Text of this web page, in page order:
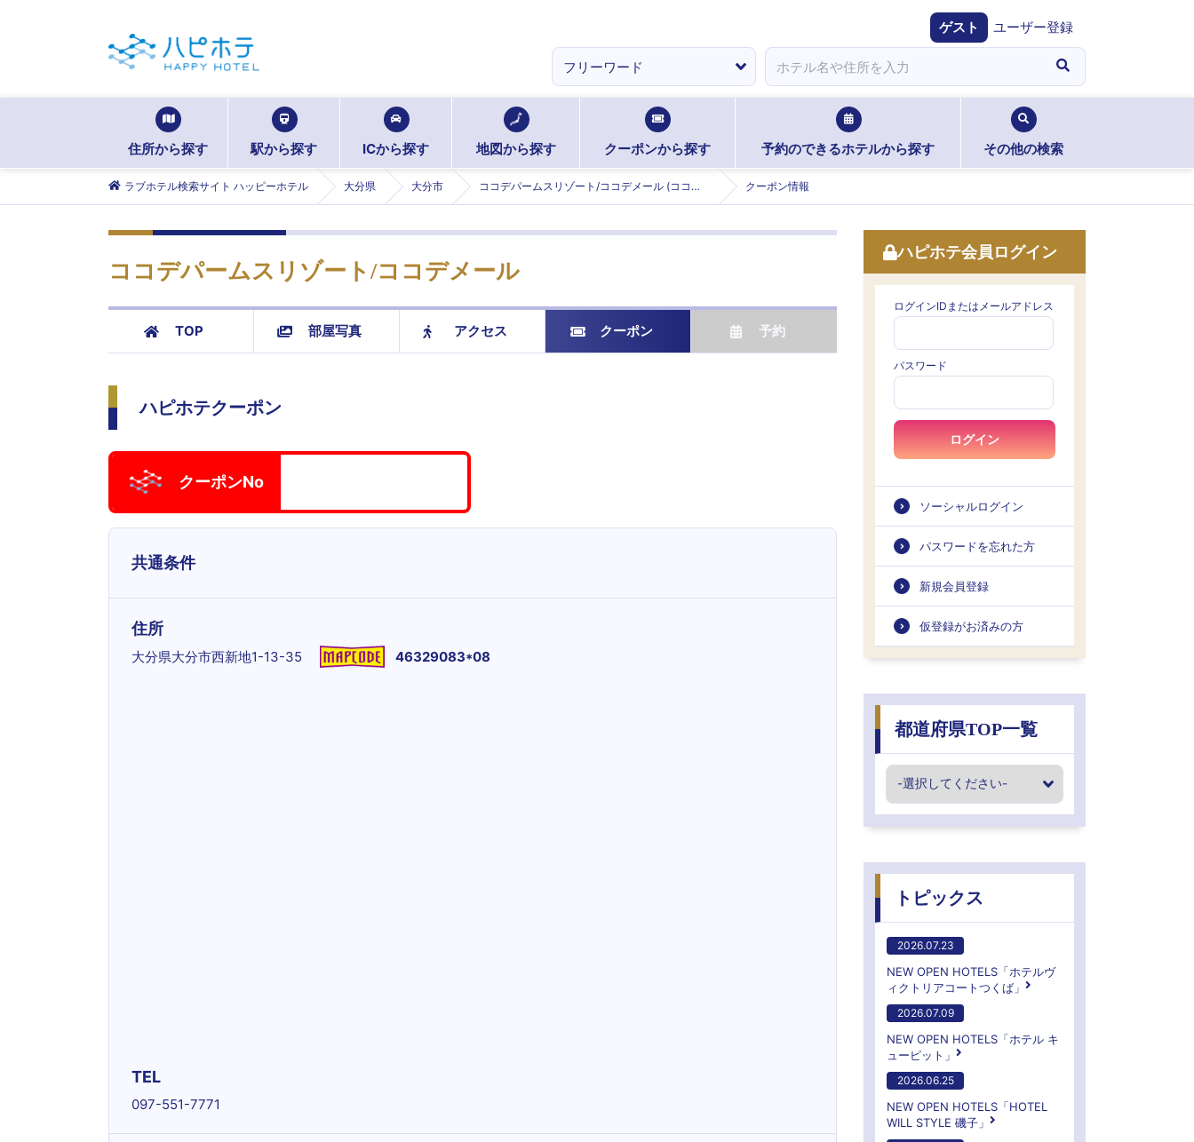
ゲスト ユーザー登録
住所から探す 駅から探す ICから探す 地図から探す クーポンから探す 予約のできるホテルから探す その他の検索
ラブホテル検索サイト ハッピーホテル 大分県 大分市 ココデパームスリゾート/ココデメール (ココデパームスリゾートココデメール) クーポン情報
ココデパームスリゾート/ココデメール
TOP 部屋写真 アクセス クーポン 予約
ハピホテクーポン
クーポンNo
共通条件
住所
大分県大分市西新地1-13-35 46329083*08
TEL
097-551-7771
ハピホテ会員ログイン
ログインIDまたはメールアドレス
パスワード
ログイン
ソーシャルログイン
パスワードを忘れた方
新規会員登録
仮登録がお済みの方
都道府県TOP一覧
トピックス
2026.07.23
NEW OPEN HOTELS「ホテルヴ
ィクトリアコートつくば」
2026.07.09
NEW OPEN HOTELS「ホテル キ
ューピット」
2026.06.25
NEW OPEN HOTELS「HOTEL
WILL STYLE 磯子」